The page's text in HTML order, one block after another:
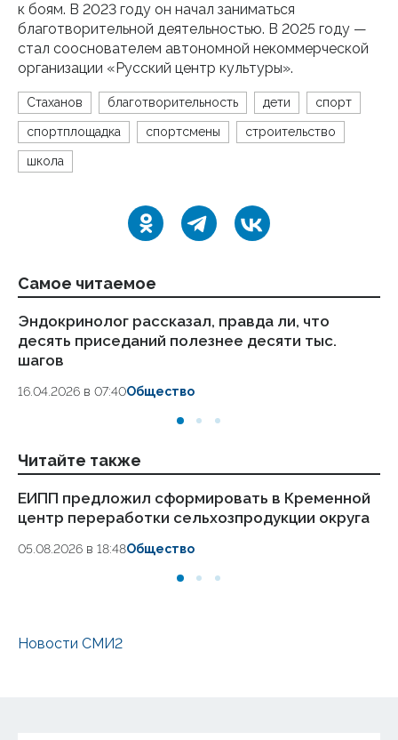
к боям. В 2023 году он начал заниматься
благотворительной деятельностью. В 2025 году —
стал сооснователем автономной некоммерческой
организации «Русский центр культуры».
Стаханов благотворительность дети спорт
спортплощадка спортсмены строительство
школа
Самое читаемое
Эндокринолог рассказал, правда ли, что
десять приседаний полезнее десяти тыс.
шагов
16.04.2026 в 07:40Общество
Читайте также
ЕИПП предложил сформировать в Кременной
центр переработки сельхозпродукции округа
05.08.2026 в 18:48Общество
Новости СМИ2